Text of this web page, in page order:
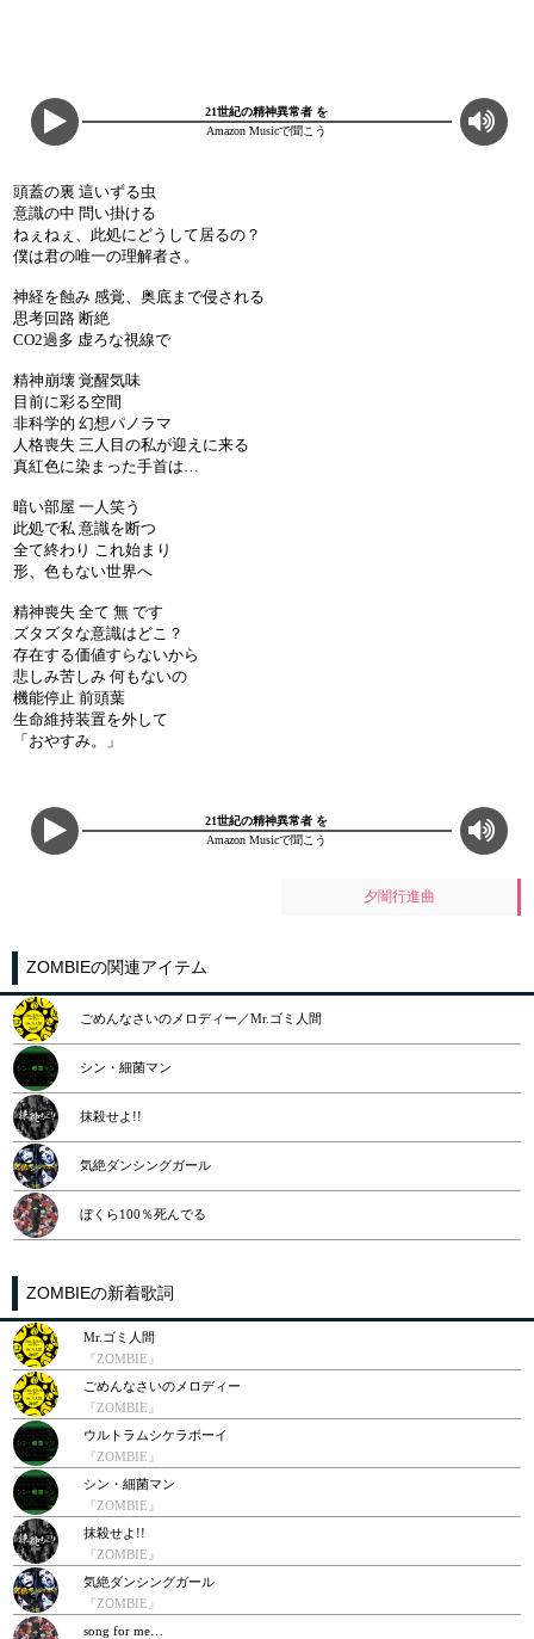
21世紀の精神異常者 を
Amazon Musicで聞こう
頭蓋の裏 這いずる虫
意識の中 問い掛ける
ねぇねぇ、此処にどうして居るの？
僕は君の唯一の理解者さ。
神経を蝕み 感覚、奥底まで侵される
思考回路 断絶
CO2過多 虚ろな視線で
精神崩壊 覚醒気味
目前に彩る空間
非科学的 幻想パノラマ
人格喪失 三人目の私が迎えに来る
真紅色に染まった手首は…
暗い部屋 一人笑う
此処で私 意識を断つ
全て終わり これ始まり
形、色もない世界へ
精神喪失 全て 無 です
ズタズタな意識はどこ？
存在する価値すらないから
悲しみ苦しみ 何もないの
機能停止 前頭葉
生命維持装置を外して
「おやすみ。」
21世紀の精神異常者 を
Amazon Musicで聞こう
夕闇行進曲
ZOMBIEの関連アイテム
ごめんなさいのメロディー／Mr.ゴミ人間
シン・細菌マン
抹殺せよ!!
気絶ダンシングガール
ぼくら100％死んでる
ZOMBIEの新着歌詞
Mr.ゴミ人間
『ZOMBIE』
ごめんなさいのメロディー
『ZOMBIE』
ウルトラムシケラボーイ
『ZOMBIE』
シン・細菌マン
『ZOMBIE』
抹殺せよ!!
『ZOMBIE』
気絶ダンシングガール
『ZOMBIE』
song for me…